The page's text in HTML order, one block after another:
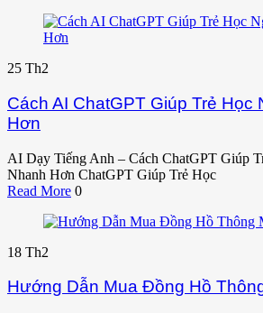
25 Th2
Cách AI ChatGPT Giúp Trẻ Học
Hơn
AI Dạy Tiếng Anh – Cách ChatGPT Giúp
Nhanh Hơn ChatGPT Giúp Trẻ Học
Read More 0
18 Th2
Hướng Dẫn Mua Đồng Hồ